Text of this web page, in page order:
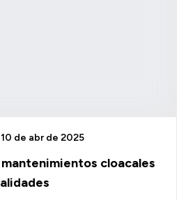
cloacales
10 de abr de 2025